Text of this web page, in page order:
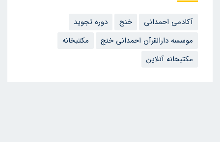
آکادمی احمدانی خنج
دوره تجوید
موسسه دارالقرآن احمدانی خنج
مکتبخانه
مکتبخانه آنلاین